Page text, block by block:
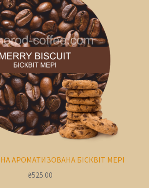
АРОМАТИЗОВАНА БІСКВІТ МЕРІ
₴525.00